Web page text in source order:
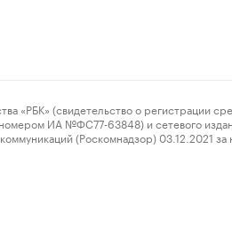
(свидетельство о регистрации
ИА №ФС77-63848) и сетевого
(Роскомнадзор)